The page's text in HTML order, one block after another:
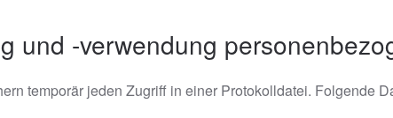
und -verwendung
temporär jeden Zugriff in einer Protokolldatei. Folgende